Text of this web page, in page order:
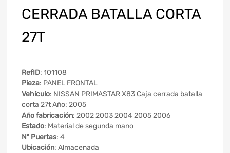
CERRADA BATALLA CORTA
27T
RefID: 101108
Pieza: PANEL FRONTAL
Vehículo: NISSAN PRIMASTAR X83 Caja cerrada batalla
corta 27t Año: 2005
Año fabricación: 2002 2003 2004 2005 2006
Estado: Material de segunda mano
Nº Puertas: 4
Ubicación: Almacenada